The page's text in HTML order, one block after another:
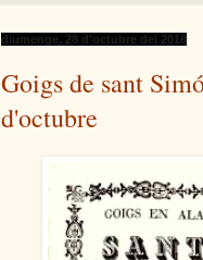
diumenge, 28 d’octubre del 2018
Goigs de sant
d'octubre